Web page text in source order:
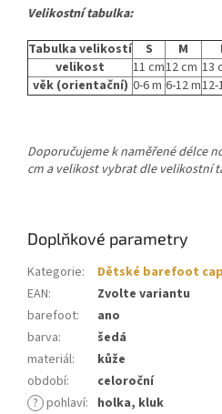
Velikostní tabulka:
Tabulka velikostí
S M
velikost
11 cm12 cm 13
věk (orientační) 0-6 m 6-12 m12-
Doporučujeme k naměřené délce
cm a velikost vybrat dle velikostní
Doplňkové parametry
Kategorie:
Dětské barefoot
EAN:
Zvolte variantu
barefoot:
ano
barva:
šedá
materiál:
kůže
období:
celoroční
? pohlaví: holka, kluk